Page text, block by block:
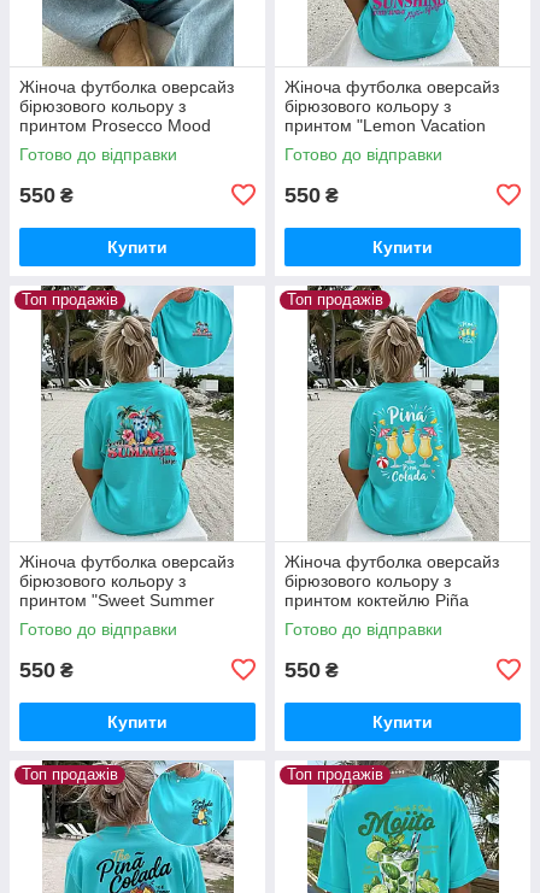
Жіноча футболка оверсайз
бірюзового кольору з
принтом Prosecco Mood
Готово до відправки
550 ₴
Купити
Жіноча футболка оверсайз
бірюзового кольору з
принтом "Lemon Vacation
Sunshine"
Готово до відправки
550 ₴
Купити
Топ продажів
Жіноча футболка оверсайз
бірюзового кольору з
принтом "Sweet Summer
Time"
Готово до відправки
550 ₴
Купити
Топ продажів
Жіноча футболка оверсайз
бірюзового кольору з
принтом коктейлю Piña
Colada
Готово до відправки
550 ₴
Купити
Топ продажів Топ продажів